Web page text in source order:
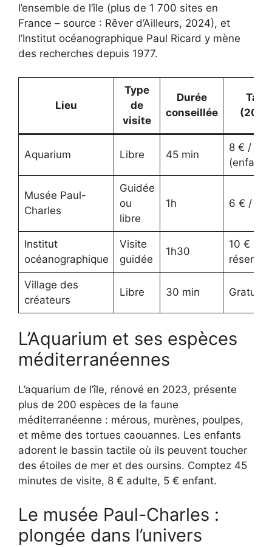
l’ensemble de l’île (plus de 1 700 sites en
France – source : Rêver d’Ailleurs, 2024), et
l’Institut océanographique Paul Ricard y mène
des recherches depuis 1977.
Lieu
Type
de
visite
Durée
conseillée
Tarif
Aquarium Libre 45 min
8 € / 5 €
(enfant)
Musée Paul-
Charles
Guidée
ou
libre
1h 6 € / 4 €
Institut
océanographique
Visite
guidée
1h30
10 € (sur
Village des
créateurs
Libre 30 min Gratuit
L’Aquarium et ses espèces
méditerranéennes
L’aquarium de l’île, rénové en 2023, présente
plus de 200 espèces de la faune
méditerranéenne : mérous, murènes, poulpes,
et même des tortues caouannes. Les enfants
adorent le bassin tactile où ils peuvent toucher
des étoiles de mer et des oursins. Comptez 45
minutes de visite, 8 € adulte, 5 € enfant.
Le musée Paul-Charles :
plongée dans l’univers